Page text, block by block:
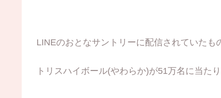
LINEのおとなサントリーに配信されていたも
トリスハイボール(やわらか)が51万名に当たり